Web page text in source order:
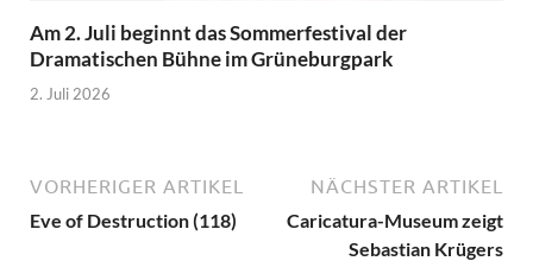
Am 2. Juli beginnt das Sommerfestival der
Dramatischen Bühne im Grüneburgpark
2. Juli 2026
VORHERIGER ARTIKEL
Eve of Destruction (118)
NÄCHSTER ARTIKEL
Caricatura-Museum zeigt
Sebastian Krügers